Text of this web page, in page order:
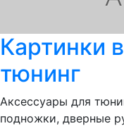
Картинки
тюнинг
Аксессуары для
подножки, дверные